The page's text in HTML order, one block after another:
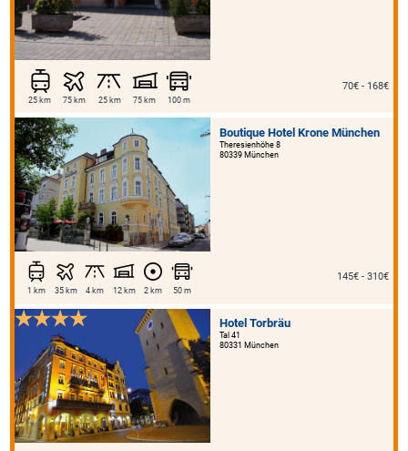
25 km 75 km 25 km 75 km 100 m
70€ - 168€
Boutique Hotel Krone München
Theresienhöhe 8
80339 München
1 km 35 km 4 km 12 km 2 km 50 m
145€ - 310€
Hotel Torbräu
Tal 41
80331 München